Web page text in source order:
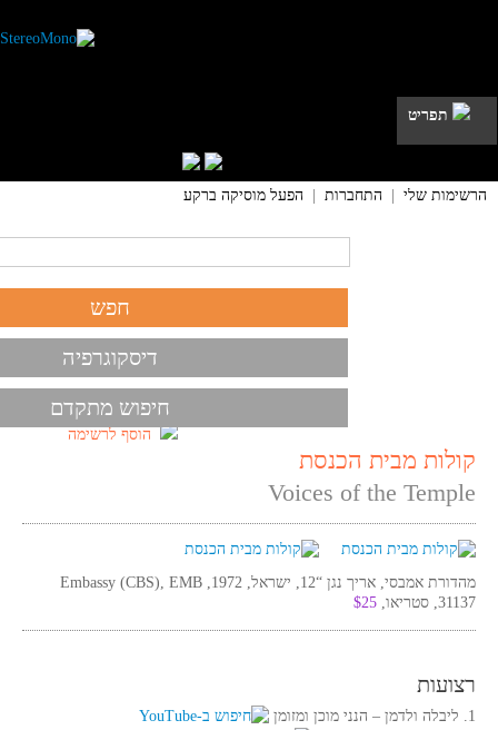
תפריט
הרשימות שלי התחברות הפעל מוסיקה ברקע
דיסקוגרפיה
חיפוש מתקדם
הוסף לרשימה
קולות מבית הכנסת
Voices of the Temple
מהדורת אמבסי, אריך נגן “12, ישראל, 1972, Embassy (CBS), EMB
31137, סטריאו,
$25
רצועות
1. ליבלה ולדמן‏ – הנני מוכן ומזומן